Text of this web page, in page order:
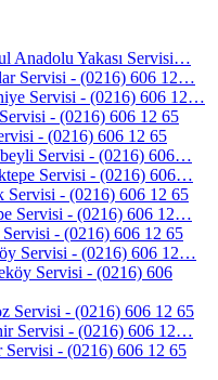
Anadolu Yakası Servisi…
Servisi - (0216) 606 12…
Servisi - (0216) 606 12…
- (0216) 606 12 65
- (0216) 606 12 65
Servisi - (0216) 606…
Servisi - (0216) 606…
Servisi - (0216) 606 12 65
Servisi - (0216) 606 12…
- (0216) 606 12 65
Servisi - (0216) 606 12…
Servisi - (0216) 606
Servisi - (0216) 606 12 65
Servisi - (0216) 606 12…
- (0216) 606 12 65